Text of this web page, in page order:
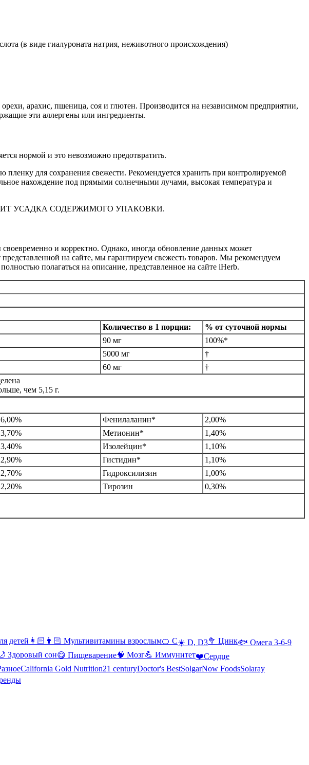
(в виде гиалуроната натрия, неживотного происхождения)
арахис, пшеница, соя и глютен. Производится на независимом предприятии,
эти аллергены или ингредиенты.
нормой и это невозможно предотвратить.
для сохранения свежести. Рекомендуется хранить при контролируемой
нахождение под прямыми солнечными лучами, высокая температура и
УСАДКА СОДЕРЖИМОГО УПАКОВКИ.
и корректно. Однако, иногда обновление данных может
на сайте, мы гарантируем свежесть товаров. Мы рекомендуем
полагаться на описание, представленное на сайте iHerb.
Количество в 1 порции:
% от суточной нормы
90 мг
100%*
5000 мг
†
60 мг
†
чем 5,15 г.
6,00% Фенилаланин*
2,00%
3,70% Метионин*
1,40%
3,40% Изолейцин*
1,10%
2,90% Гистидин*
1,10%
2,70% Гидроксилизин
1,00%
2,20% Тирозин
0,30%
детей 👩🏻👨🏻 Мультивитамины взрослым🍊 С☀️ D, D3🥦 Цинк🐟 Омега 3-6-9
Здоровый сон😋 Пищеварение🧠 Мозг💪 Иммунитет❤️Сердце
California Gold Nutrition21 centuryDoctor's BestSolgarNow FoodsSolaray